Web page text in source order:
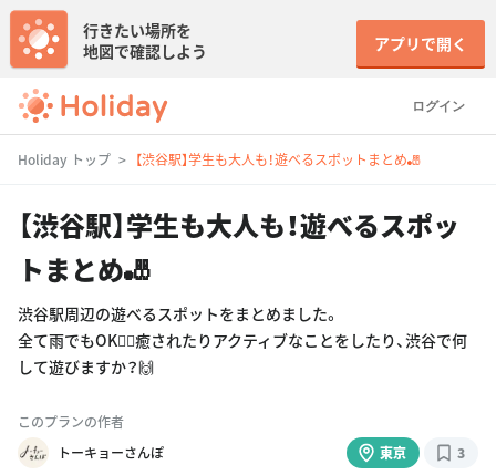
ログイン
行きたい場所を
地図で確認しよう
アプリで開く
Holiday トップ 【渋谷駅】学生も大人も！遊べるスポットまとめ🎳
【渋谷駅】学生も大人も！遊べるスポッ
トまとめ🎳
渋谷駅周辺の遊べるスポットをまとめました。
全て雨でもOK🙆‍♀️癒されたりアクティブなことをしたり、渋谷で何
して遊びますか？🙌
このプランの作者
トーキョーさんぽ
東京 3